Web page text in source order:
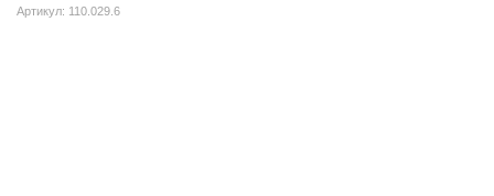
Артикул: 110.029.6